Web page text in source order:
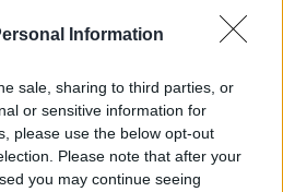
Information
sale, sharing to third parties, or
or sensitive information for
please use the below opt-out
Please note that after your
you may continue seeing